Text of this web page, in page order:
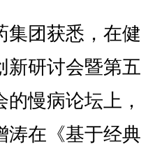
团获悉，在
新研讨会暨第
的慢病论坛上
涛在《基于经